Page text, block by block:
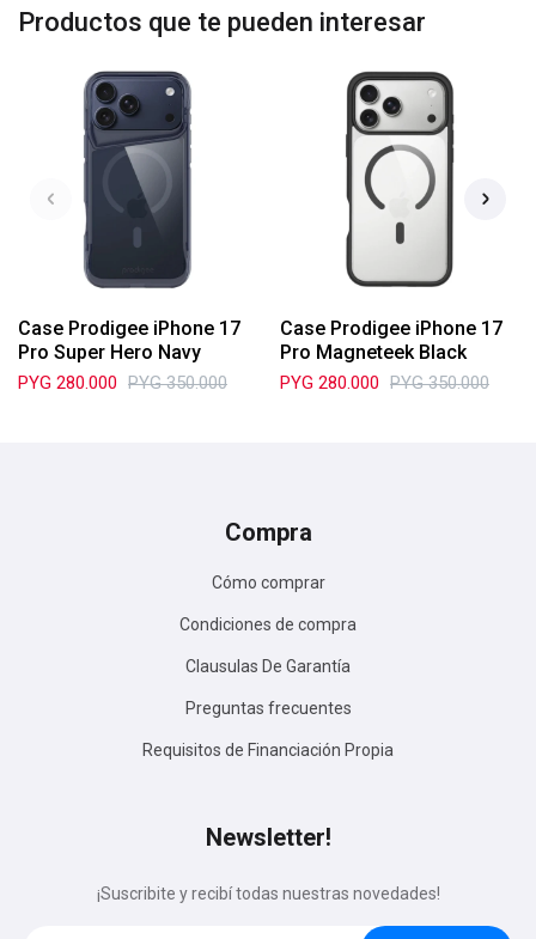
Productos que te pueden interesar
Case Prodigee iPhone 17
Pro Super Hero Navy
PYG 280.000 PYG 350.000
Case Prodigee iPhone 17
Pro Magneteek Black
PYG 280.000 PYG 350.000
Compra
Cómo comprar
Condiciones de compra
Clausulas De Garantía
Preguntas frecuentes
Requisitos de Financiación Propia
Newsletter!
¡Suscribite y recibí todas nuestras novedades!